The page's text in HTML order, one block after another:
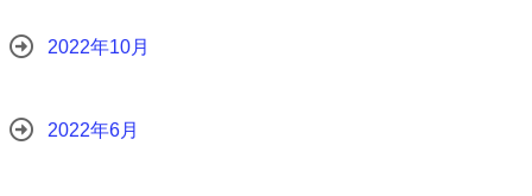
2022年10月
2022年6月